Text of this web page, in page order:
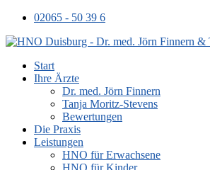
02065 - 50 39 6
Start
Ihre Ärzte
Dr. med. Jörn Finnern
Tanja Moritz-Stevens
Bewertungen
Die Praxis
Leistungen
HNO für Erwachsene
HNO für Kinder